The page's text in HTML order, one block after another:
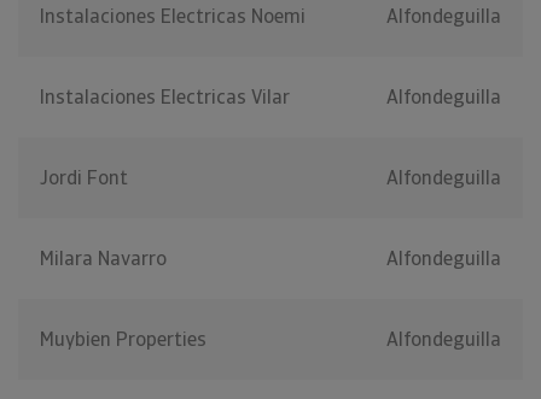
Instalaciones Electricas Noemi Alfondeguilla
Instalaciones Electricas Vilar Alfondeguilla
Jordi Font Alfondeguilla
Milara Navarro Alfondeguilla
Muybien Properties Alfondeguilla